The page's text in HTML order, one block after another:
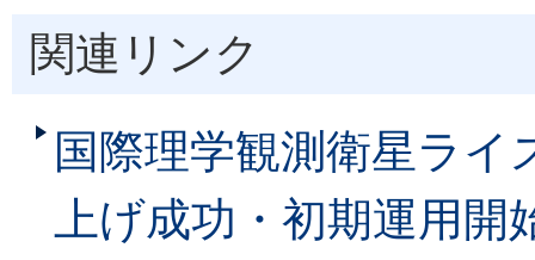
関連リンク
国際理学観測衛星ライ
上げ成功・初期運用開